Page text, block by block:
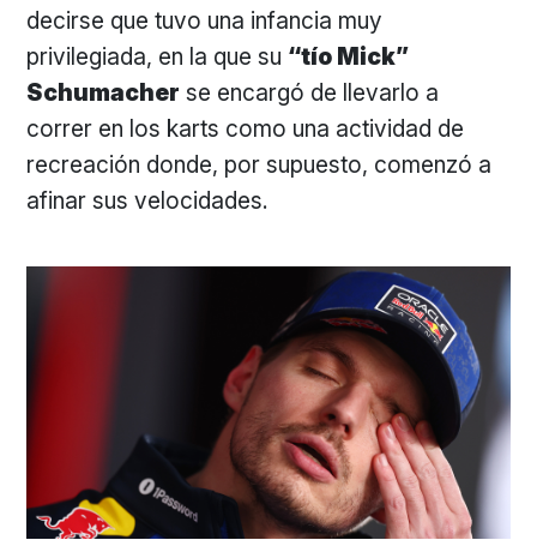
decirse que tuvo una infancia muy
privilegiada, en la que su “tío Mick”
Schumacher se encargó de llevarlo a
correr en los karts como una actividad de
recreación donde, por supuesto, comenzó a
afinar sus velocidades.